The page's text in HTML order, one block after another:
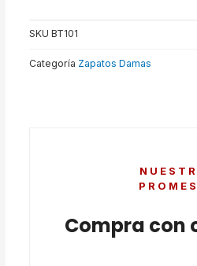
SKUBT101
Categoría Zapatos Damas
Compra con